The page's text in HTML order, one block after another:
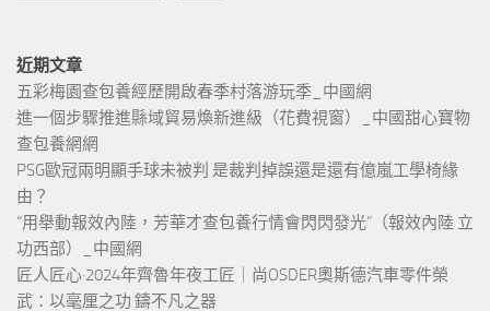
近期文章
五彩梅園查包養經歷開啟春季村落游玩季_中國網
進一個步驟推進縣域貿易煥新進級（花費視窗）_中國甜心寶物
查包養網網
PSG歐冠兩明顯手球未被判 是裁判掉誤還是還有億嵐工學椅緣
由？
“用舉動報效內陸，芳華才查包養行情會閃閃發光”（報效內陸 立
功西部）_中國網
匠人匠心·2024年齊魯年夜工匠｜尚OSDER奧斯德汽車零件榮
武：以毫厘之功 鑄不凡之器